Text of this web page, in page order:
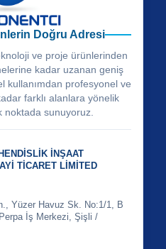
Doğru Adresi
ve proje ürünlerinden
kadar uzanan geniş
kullanımdan profesyonel ve
farklı alanlara yönelik
noktada sunuyoruz.
İNŞAAT
TİCARET LİMİTED
Yüzer Havuz Sk. No:1/1, B
İş Merkezi, Şişli /